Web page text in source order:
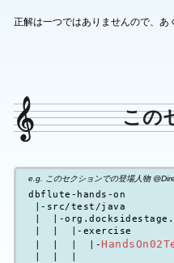
正解は一つではありませんので、
この
e.g. このセクションでの登場人物
dbflute-hands-on
|-src/test/java
|  |-
|  |  |-exercise
|  |  |  |-